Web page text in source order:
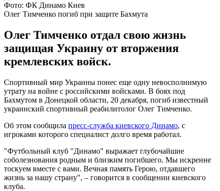
Фото: ФК Динамо Киев
Олег Тимченко погиб при защите Бахмута
Олег Тимченко отдал свою жизнь
защищая Украину от вторжения
кремлевских войск.
Спортивный мир Украины понес еще одну невосполнимую
утрату на войне с российскими войсками. В боях под
Бахмутом в Донецкой области, 20 декабря, погиб известный
украинский спортивный реабилитолог Олег Тимченко.
Об этом сообщила пресс-служба киевского Динамо, с
игроками которого специалист долго время работал.
"Футбольный клуб "Динамо" выражает глубочайшие
соболезнования родным и близким погибшего. Мы искренне
тоскуем вместе с вами. Вечная память Герою, отдавшего
жизнь за нашу страну", – говорится в сообщении киевского
клуба.